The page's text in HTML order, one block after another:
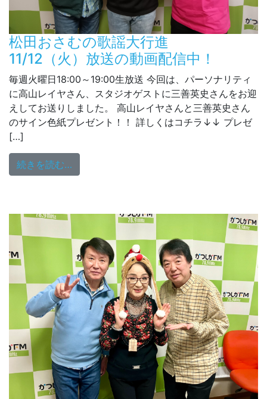
松田おさむの歌謡大行進
11/12（火）放送の動画配信中！
毎週火曜日18:00～19:00生放送 今回は、パーソナリティ
に高山レイヤさん、スタジオゲストに三善英史さんをお迎
えしてお送りしました。 高山レイヤさんと三善英史さん
のサイン色紙プレゼント！！ 詳しくはコチラ↓↓ プレゼ
[…]
続きを読む…